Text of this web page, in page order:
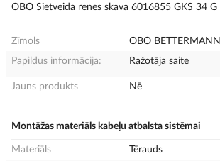
OBO Sietveida renes skava 6016855 GKS 34 G
Zīmols
OBO BETTERMANN
Papildus informācija:
Ražotāja saite
Jauns produkts Nē
Montāžas materiāls kabeļu atbalsta sistēmai
Materiāls
Tērauds